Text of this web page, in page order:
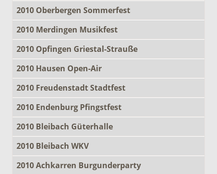
2010 Oberbergen Sommerfest
2010 Merdingen Musikfest
2010 Opfingen Griestal-Strauße
2010 Hausen Open-Air
2010 Freudenstadt Stadtfest
2010 Endenburg Pfingstfest
2010 Bleibach Güterhalle
2010 Bleibach WKV
2010 Achkarren Burgunderparty